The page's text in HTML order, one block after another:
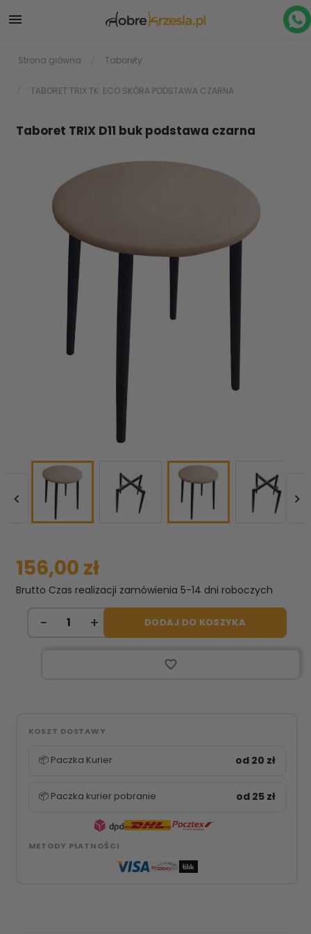

Strona główna Taborety
TABORET TRIX TK. ECO SKÓRA PODSTAWA CZARNA
Taboret TRIX D11 buk podstawa czarna
 
156,00 zł
Brutto Czas realizacji zamówienia 5-14 dni roboczych
DODAJ DO KOSZYKA
favorite_border
KOSZT DOSTAWY
📦 Paczka Kurier od 20 zł
📦 Paczka kurier pobranie od 25 zł
METODY PŁATNOŚCI